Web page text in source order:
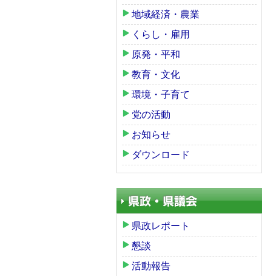
地域経済・農業
くらし・雇用
原発・平和
教育・文化
環境・子育て
党の活動
お知らせ
ダウンロード
県政レポート
懇談
活動報告